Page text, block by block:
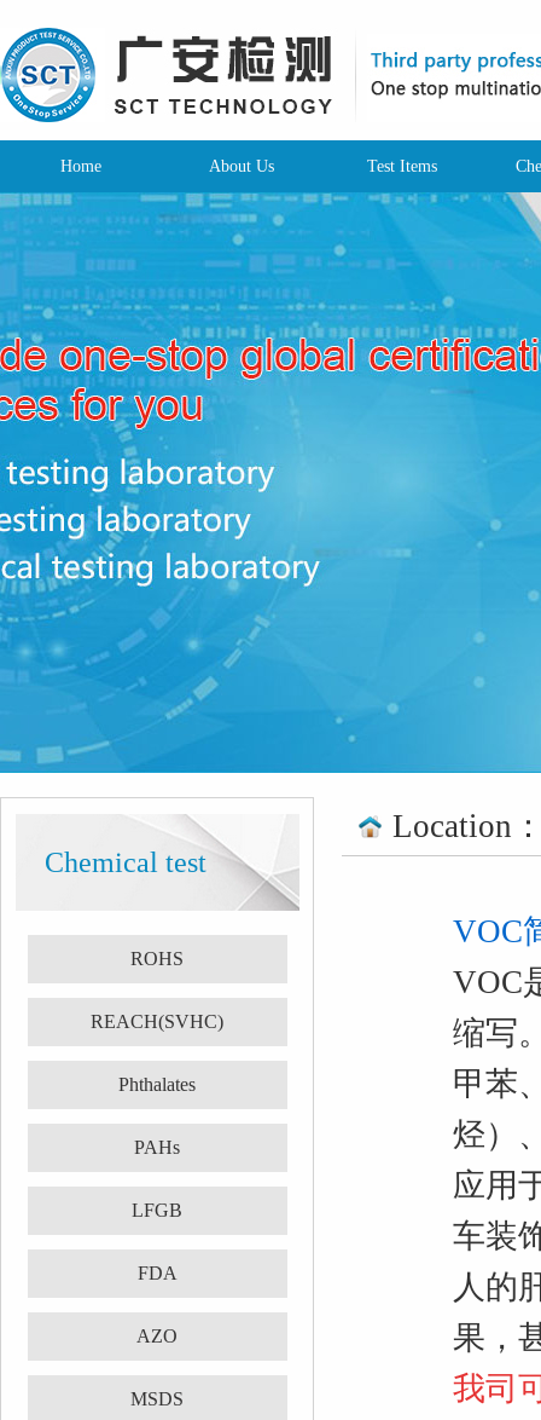
Home About Us Test Items
Chemical test
ROHS
REACH(SVHC)
Phthalates
PAHs
LFGB
FDA
AZO
MSDS
Location
VOC
VOC
缩写
甲苯
烃）
应用
车装
人的
果，
我司